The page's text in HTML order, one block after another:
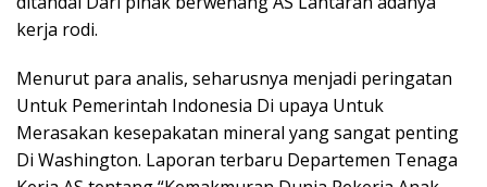
kerja rodi.
Menurut para analis, seharusnya menjadi peringatan
Untuk Pemerintah Indonesia Di upaya Untuk
Merasakan kesepakatan mineral yang sangat penting
Di Washington. Laporan terbaru Departemen Tenaga